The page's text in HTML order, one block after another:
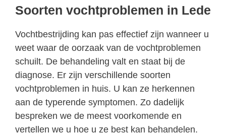
Soorten vochtproblemen in Lede
Vochtbestrijding kan pas effectief zijn wanneer u
weet waar de oorzaak van de vochtproblemen
schuilt. De behandeling valt en staat bij de
diagnose. Er zijn verschillende soorten
vochtproblemen in huis. U kan ze herkennen
aan de typerende symptomen. Zo dadelijk
bespreken we de meest voorkomende en
vertellen we u hoe u ze best kan behandelen.